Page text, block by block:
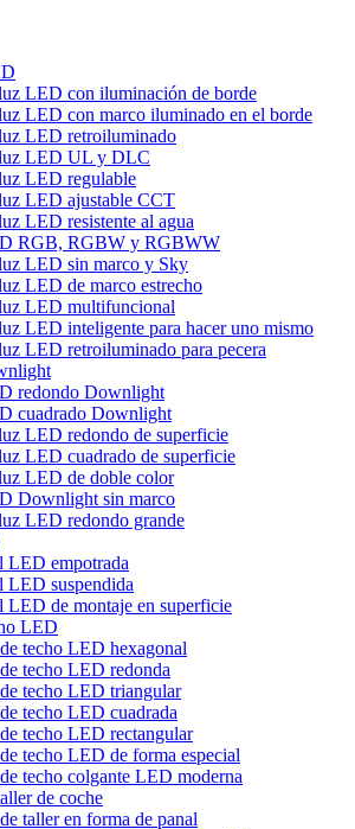
LED con iluminación de borde
LED con marco iluminado en el borde
LED retroiluminado
LED UL y DLC
LED regulable
LED ajustable CCT
LED resistente al agua
RGB, RGBW y RGBWW
LED sin marco y Sky
LED de marco estrecho
LED multifuncional
LED inteligente para hacer uno mismo
LED retroiluminado para pecera
redondo Downlight
cuadrado Downlight
LED redondo de superficie
LED cuadrado de superficie
LED de doble color
Downlight sin marco
LED redondo grande
LED empotrada
LED suspendida
LED de montaje en superficie
LED
techo LED hexagonal
techo LED redonda
techo LED triangular
techo LED cuadrada
techo LED rectangular
techo LED de forma especial
techo colgante LED moderna
de coche
taller en forma de panal